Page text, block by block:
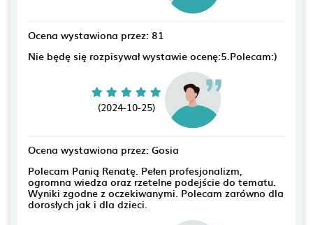
Ocena wystawiona przez: 81
Nie będę się rozpisywał wystawie ocenę:5.Polecam:)
(2024-10-25)
Ocena wystawiona przez: Gosia
Polecam Panią Renatę. Pełen profesjonalizm,
ogromna wiedza oraz rzetelne podejście do tematu.
Wyniki zgodne z oczekiwanymi. Polecam zarówno dla
dorosłych jak i dla dzieci.